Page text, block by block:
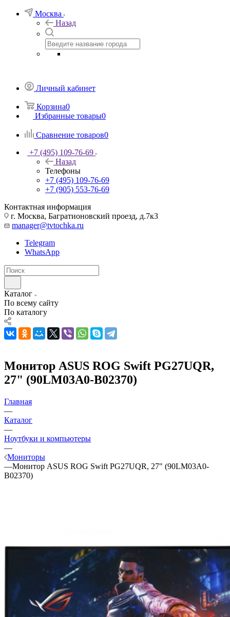
Москва
Назад
Личный кабинет
Корзина0
Избранные товары0
Сравнение товаров0
+7 (495) 109-76-69
Назад
Телефоны
+7 (495) 109-76-69
+7 (905) 553-76-69
Контактная информация
г. Москва, Багратионовский проезд, д.7к3
manager@tvtochka.ru
Telegram
WhatsApp
Каталог
По всему сайту
По каталогу
Монитор ASUS ROG Swift PG27UQR,
27" (90LM03A0-B02370)
Главная
—
Каталог
—
Ноутбуки и компьютеры
—
Мониторы
—Монитор ASUS ROG Swift PG27UQR, 27" (90LM03A0-
B02370)